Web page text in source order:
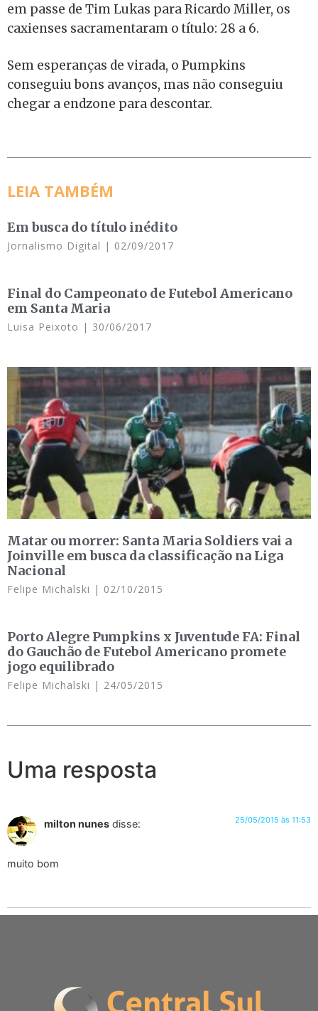
em passe de Tim Lukas para Ricardo Miller, os
caxienses sacramentaram o título: 28 a 6.
Sem esperanças de virada, o Pumpkins
conseguiu bons avanços, mas não conseguiu
chegar a endzone para descontar.
LEIA TAMBÉM
Em busca do título inédito
Jornalismo Digital 02/09/2017
Final do Campeonato de Futebol Americano
em Santa Maria
Luisa Peixoto 30/06/2017
Matar ou morrer: Santa Maria Soldiers vai a
Joinville em busca da classificação na Liga
Nacional
Felipe Michalski 02/10/2015
Porto Alegre Pumpkins x Juventude FA: Final
do Gauchão de Futebol Americano promete
jogo equilibrado
Felipe Michalski 24/05/2015
Uma resposta
milton nunes disse: 25/05/2015 às 11:53
muito bom